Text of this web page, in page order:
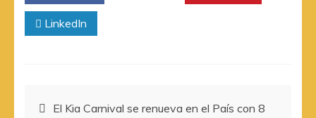
LinkedIn
Navegación
El Kia Carnival se renueva en el País con 8